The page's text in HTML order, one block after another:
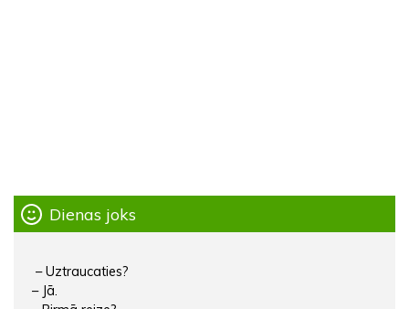
Dienas joks
– Uztraucaties?
– Jā.